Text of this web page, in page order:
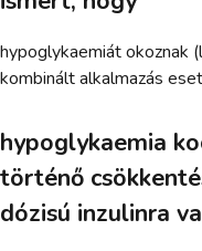
hypoglykaemiát okoznak
kombinált alkalmazás
hypoglykaemia
történő
dózisú inzulinra